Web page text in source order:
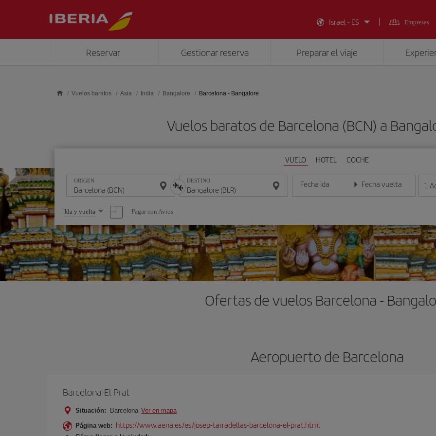
Israel - ES
Empresas
Reservar Gestionar reserva Preparar el viaje
Vuelos baratos Asia India Bangalore Barcelona - Bangalore
Vuelos baratos de Barcelona (BCN) a
VUELO HOTEL COCHE
ORIGEN DESTINO Fecha ida
Introduce la fecha en formato día/mes/año
Fecha vuelta
Introduce la fecha en 1
Seleccione
una
opción
Ida y vuelta Pagar con Avios
Ofertas de vuelos Barcelona -
Aeropuerto de Barcelona
Barcelona-El Prat
Situación: Barcelona Ver en mapa
Página web: https://www.aena.es/es/josep-tarradellas-barcelona-el-prat.html